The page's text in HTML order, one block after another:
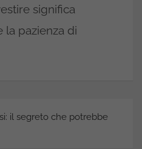
significa
la pazienza di
il segreto che potrebbe